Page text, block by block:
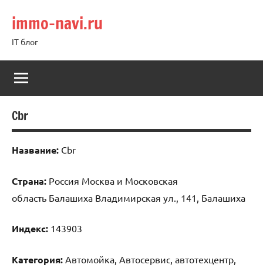
содержимому
immo-navi.ru
IT блог
Cbr
Название: Cbr
Страна: Россия Москва и Московская
область Балашиха Владимирская ул., 141, Балашиха
Индекс: 143903
Категория: Автомойка, Автосервис, автотехцентр,